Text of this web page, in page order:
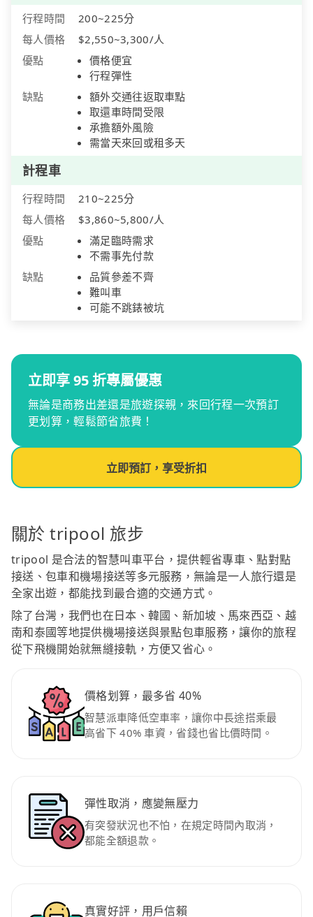
行程時間
200~225分
每人價格
$2,550~3,300/人
優點
價格便宜
行程彈性
缺點
額外交通往返取車點
取還車時間受限
承擔額外風險
需當天來回或租多天
計程車
行程時間
210~225分
每人價格
$3,860~5,800/人
優點
滿足臨時需求
不需事先付款
缺點
品質參差不齊
難叫車
可能不跳錶被坑
立即享 95 折專屬優惠
無論是商務出差還是旅遊探親，來回行程一次預訂
更划算，輕鬆節省旅費！
立即預訂，享受折扣
關於 tripool 旅步
tripool 是合法的智慧叫車平台，提供輕省專車、點對點
接送、包車和機場接送等多元服務，無論是一人旅行還是
全家出遊，都能找到最合適的交通方式。
除了台灣，我們也在日本、韓國、新加坡、馬來西亞、越
南和泰國等地提供機場接送與景點包車服務，讓你的旅程
從下飛機開始就無縫接軌，方便又省心。
價格划算，最多省 40%
智慧派車降低空車率，讓你中長途搭乘最
高省下 40% 車資，省錢也省比價時間。
彈性取消，應變無壓力
有突發狀況也不怕，在規定時間內取消，
都能全額退款。
真實好評，用戶信賴